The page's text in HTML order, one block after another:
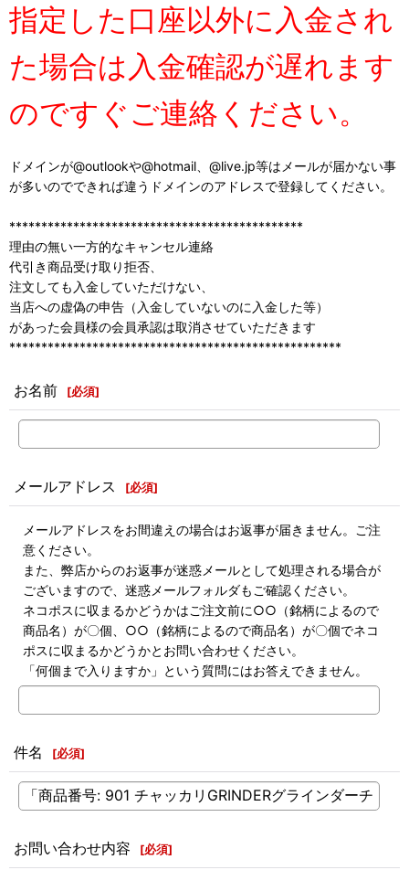
指定した口座以外に入金され
た場合は入金確認が遅れます
のですぐご連絡ください。
ドメインが@outlookや@hotmail、@live.jp等はメールが届かない事
が多いのでできれば違うドメインのアドレスで登録してください。
**********************************************
理由の無い一方的なキャンセル連絡
代引き商品受け取り拒否、
注文しても入金していただけない、
当店への虚偽の申告（入金していないのに入金した等）
があった会員様の会員承認は取消させていただきます
****************************************************
お名前 [必須]
メールアドレス [必須]
メールアドレスをお間違えの場合はお返事が届きません。ご注
意ください。
また、弊店からのお返事が迷惑メールとして処理される場合が
ございますので、迷惑メールフォルダもご確認ください。
ネコポスに収まるかどうかはご注文前に○○（銘柄によるので
商品名）が〇個、○○（銘柄によるので商品名）が〇個でネコ
ポスに収まるかどうかとお問い合わせください。
「何個まで入りますか」という質問にはお答えできません。
件名 [必須]
お問い合わせ内容 [必須]